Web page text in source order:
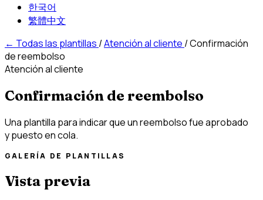
한국어
繁體中文
← Todas las plantillas /Atención al cliente /Confirmación
de reembolso
Atención al cliente
Confirmación de reembolso
Una plantilla para indicar que un reembolso fue aprobado
y puesto en cola.
GALERÍA DE PLANTILLAS
Vista previa